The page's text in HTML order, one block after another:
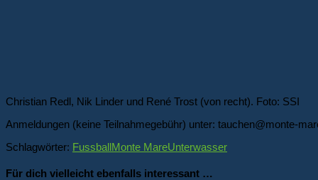
Christian Redl, Nik Linder und René Trost (von recht). Foto: SSI
Anmeldungen (keine Teilnahmegebühr) unter: tauchen@monte-
Schlagwörter: FussballMonte MareUnterwasser
Für dich vielleicht ebenfalls interessant …